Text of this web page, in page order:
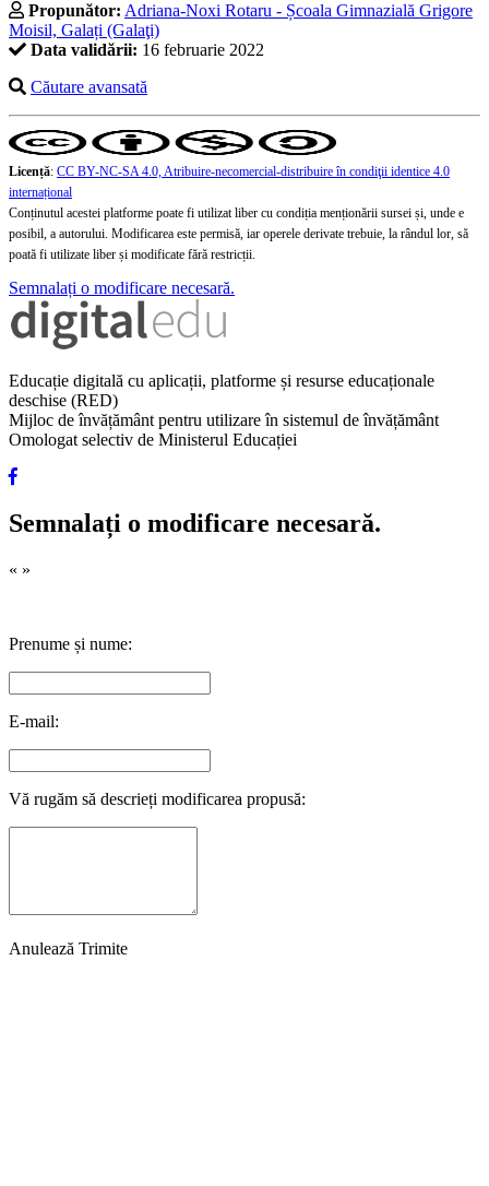
Propunător: Adriana-Noxi Rotaru - Școala Gimnazială Grigore
Moisil, Galați (Galaţi)
Data validării: 16 februarie 2022
Căutare avansată
Licență: CC BY-NC-SA 4.0, Atribuire-necomercial-distribuire în condiţii identice 4.0
internațional
Conținutul acestei platforme poate fi utilizat liber cu condiția menționării sursei și, unde e
posibil, a autorului. Modificarea este permisă, iar operele derivate trebuie, la rândul lor, să
poată fi utilizate liber și modificate fără restricții.
Semnalați o modificare necesară.
Educație digitală cu aplicații, platforme și resurse educaționale
deschise (RED)
Mijloc de învățământ pentru utilizare în sistemul de învățământ
Omologat selectiv de Ministerul Educației
Semnalați o modificare necesară.
« »
Prenume și nume:
E-mail:
Vă rugăm să descrieți modificarea propusă:
Anulează Trimite